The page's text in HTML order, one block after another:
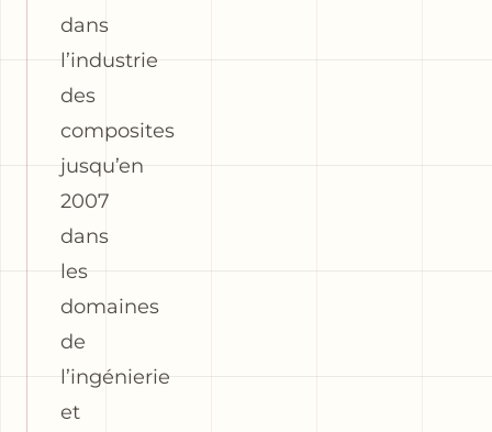
dans
l’industrie
des
composites
jusqu’en
2007
dans
les
domaines
de
l’ingénierie
et